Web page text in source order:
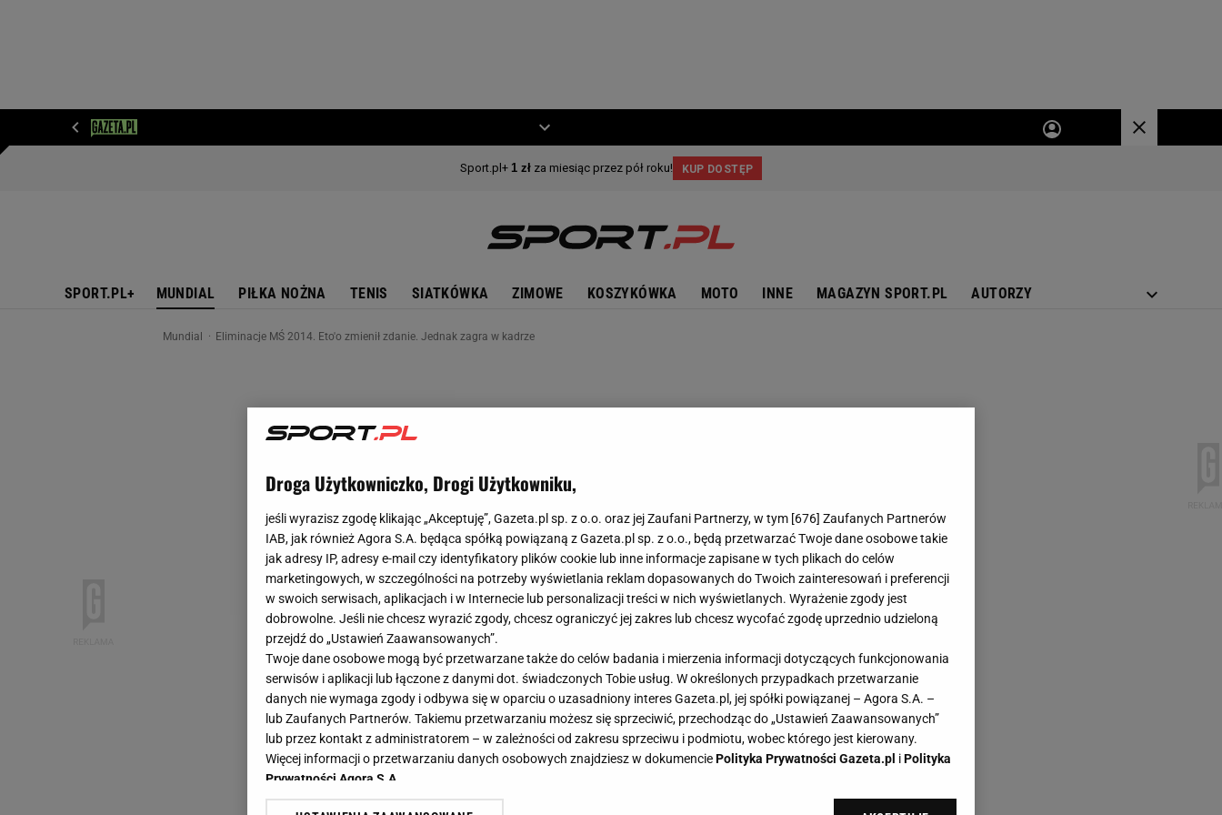
SPORT.PL+ MUNDIAL PIŁKA NOŻNA TENIS SIATKÓWKA ZIMOWE KOSZYKÓWKA MOTO INNE MAGAZYN SPORT.PL AUTORZY
Mundial Eliminacje MŚ 2014. Eto'o zmienił zdanie. Jednak zagra w kadrze
Droga Użytkowniczko, Drogi Użytkowniku,
jeśli wyrazisz zgodę klikając „Akceptuję”, Gazeta.pl sp. z o.o. oraz jej Zaufani Partnerzy, w tym [676] Zaufanych Partnerów
IAB, jak również Agora S.A. będąca spółką powiązaną z Gazeta.pl sp. z o.o., będą przetwarzać Twoje dane osobowe takie
jak adresy IP, adresy e-mail czy identyfikatory plików cookie lub inne informacje zapisane w tych plikach do celów
marketingowych, w szczególności na potrzeby wyświetlania reklam dopasowanych do Twoich zainteresowań i preferencji
w swoich serwisach, aplikacjach i w Internecie lub personalizacji treści w nich wyświetlanych. Wyrażenie zgody jest
dobrowolne. Jeśli nie chcesz wyrazić zgody, chcesz ograniczyć jej zakres lub chcesz wycofać zgodę uprzednio udzieloną
przejdź do „Ustawień Zaawansowanych”.
Twoje dane osobowe mogą być przetwarzane także do celów badania i mierzenia informacji dotyczących funkcjonowania
serwisów i aplikacji lub łączone z danymi dot. świadczonych Tobie usług. W określonych przypadkach przetwarzanie
danych nie wymaga zgody i odbywa się w oparciu o uzasadniony interes Gazeta.pl, jej spółki powiązanej – Agora S.A. –
lub Zaufanych Partnerów. Takiemu przetwarzaniu możesz się sprzeciwić, przechodząc do „Ustawień Zaawansowanych”
lub przez kontakt z administratorem – w zależności od zakresu sprzeciwu i podmiotu, wobec którego jest kierowany.
Więcej informacji o przetwarzaniu danych osobowych znajdziesz w dokumenciePolityka Prywatności Gazeta.pl iPolityka
Prywatności Agora S.A.